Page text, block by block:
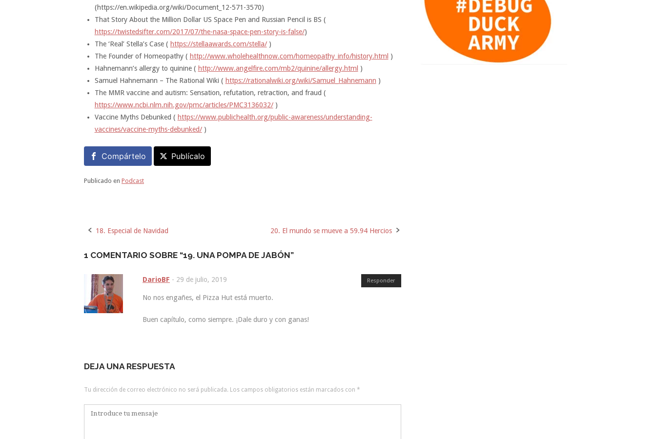
(https://en.wikipedia.org/wiki/Document_12-571-3570)
That Story About the Million Dollar US Space Pen and Russian Pencil is BS (
https://twistedsifter.com/2017/07/the-nasa-space-pen-story-is-false/)
The ‘Real’ Stella’s Case ( https://stellaawards.com/stella/)
The Founder of Homeopathy ( http://www.wholehealthnow.com/homeopathy_info/history.html )
Hahnemann’s allergy to quinine ( http://www.angelfire.com/mb2/quinine/allergy.html )
Samuel Hahnemann – The Rational Wiki ( https://rationalwiki.org/wiki/Samuel_Hahnemann )
The MMR vaccine and autism: Sensation, refutation, retraction, and fraud (
https://www.ncbi.nlm.nih.gov/pmc/articles/PMC3136032/)
Vaccine Myths Debunked ( https://www.publichealth.org/public-awareness/understanding-
vaccines/vaccine-myths-debunked/)
Compártelo Publícalo
Publicado en Podcast
Navegación
de
la
entrada
18. Especial de Navidad 20. El mundo se mueve a 59.94 Hercios
1 COMENTARIO SOBRE “19. UNA POMPA DE JABÓN”
Responder
DarioBF - 29 de julio, 2019
No nos engañes, el Pizza Hut está muerto.
Buen capítulo, como siempre. ¡Dale duro y con ganas!
DEJA UNA RESPUESTA
Tu dirección de correo electrónico no será publicada. Los campos obligatorios están marcados con *
Comentario